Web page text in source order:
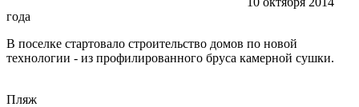
года
В поселке стартовало строительство домов по новой
технологии - из профилированного бруса камерной сушки.
Пляж